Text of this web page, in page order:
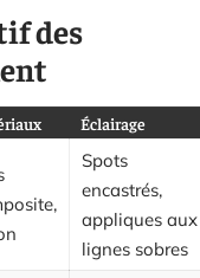
des
Éclairage
Spots
encastrés,
appliques aux
lignes sobres